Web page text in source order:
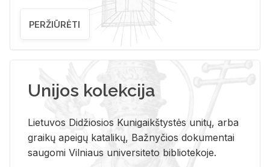
PERŽIŪRĖTI
Unijos kolekcija
Lietuvos Didžiosios Kunigaikštystės unitų, arba
graikų apeigų katalikų, Bažnyčios dokumentai
saugomi Vilniaus universiteto bibliotekoje.